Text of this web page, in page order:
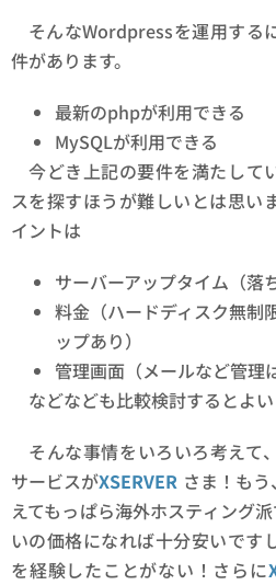
そんなWordpressを運用する
件があります。
最新のphpが利用できる
MySQLが利用できる
今どき上記の要件を満たして
スを探すほうが難しいとは思い
イントは
サーバーアップタイム（落
料金（ハードディスク無制
ップあり）
管理画面（メールなど管理
などなども比較検討するとよい
そんな事情をいろいろ考えて
サービスがXSERVER さま！も
えてもっぱら海外ホスティング派
いの価格になれば十分安いです
を経験したことがない！さらに